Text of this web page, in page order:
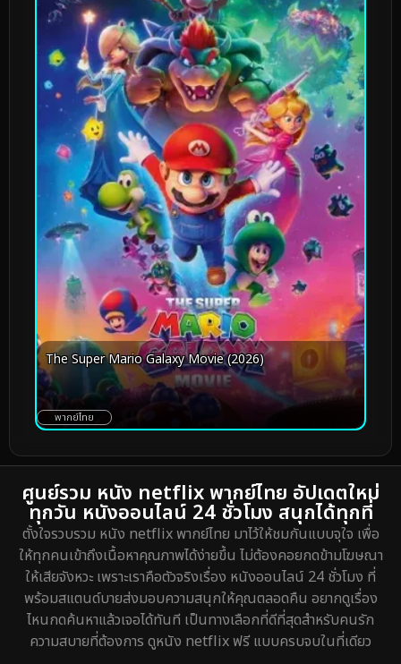
The Super Mario Galaxy Movie (2026)
พากย์ไทย
ศูนย์รวม หนัง netflix พากย์ไทย อัปเดตใหม่
ทุกวัน หนังออนไลน์ 24 ชั่วโมง สนุกได้ทุกที่
ตั้งใจรวบรวม หนัง netflix พากย์ไทย มาไว้ให้ชมกันแบบจุใจ เพื่อ
ให้ทุกคนเข้าถึงเนื้อหาคุณภาพได้ง่ายขึ้น ไม่ต้องคอยกดข้ามโฆษณา
ให้เสียจังหวะ เพราะเราคือตัวจริงเรื่อง หนังออนไลน์ 24 ชั่วโมง ที่
พร้อมสแตนด์บายส่งมอบความสนุกให้คุณตลอดคืน อยากดูเรื่อง
ไหนกดค้นหาแล้วเจอได้ทันที เป็นทางเลือกที่ดีที่สุดสำหรับคนรัก
ความสบายที่ต้องการ ดูหนัง netflix ฟรี แบบครบจบในที่เดียว